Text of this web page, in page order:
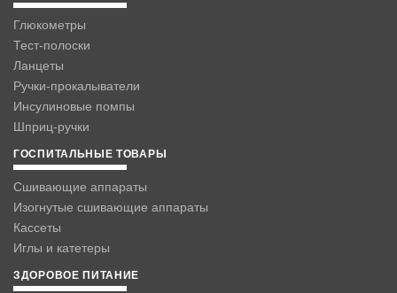
Глюкометры
Тест-полоски
Ланцеты
Ручки-прокалыватели
Инсулиновые помпы
Шприц-ручки
ГОСПИТАЛЬНЫЕ ТОВАРЫ
Сшивающие аппараты
Изогнутые сшивающие аппараты
Кассеты
Иглы и катетеры
ЗДОРОВОЕ ПИТАНИЕ